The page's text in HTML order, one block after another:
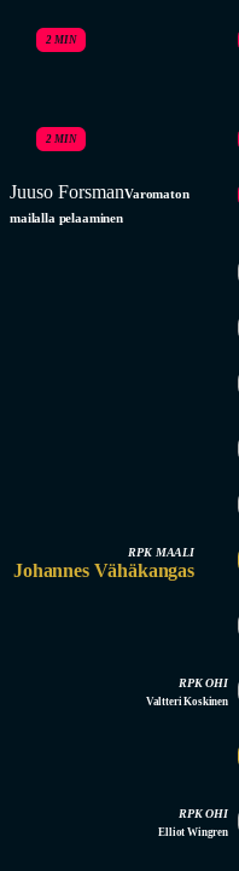
2 MIN
2 MIN
Juuso ForsmanVaromaton
mailalla pelaaminen
RPK MAALI
Johannes Vähäkangas
RPK OHI
Valtteri Koskinen
RPK OHI
Elliot Wingren